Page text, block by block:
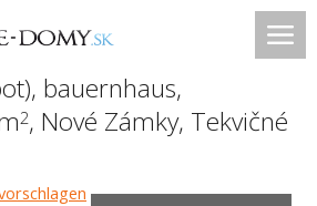
bauernhaus,
2, Nové Zámky, Tekvičné